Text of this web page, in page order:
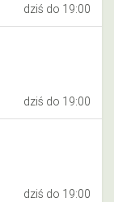
dziś do 19:00
dziś do 19:00
dziś do 19:00